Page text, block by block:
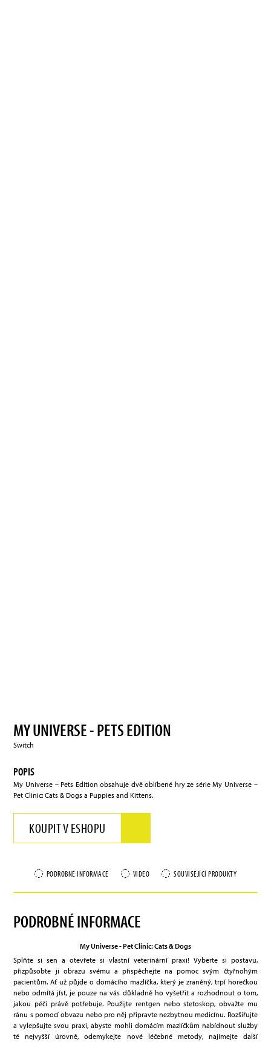
MY UNIVERSE - PETS EDITION
Switch
POPIS
My Universe – Pets Edition obsahuje dvě oblíbené hry ze série My Universe –
Pet Clinic: Cats & Dogs a Puppies and Kittens.
KOUPIT V ESHOPU
PODROBNÉ INFORMACE VIDEO SOUVISEJÍCÍ PRODUKTY
PODROBNÉ INFORMACE
My Universe - Pet Clinic: Cats & Dogs
Splňte si sen a otevřete si vlastní veterinární praxi! Vyberte si postavu,
přizpůsobte ji obrazu svému a přispěchejte na pomoc svým čtyřnohým
pacientům. Ať už půjde o domácího mazlíčka, který je zraněný, trpí horečkou
nebo odmítá jíst, je pouze na vás důkladně ho vyšetřit a rozhodnout o tom,
jakou péči právě potřebuje. Použijte rentgen nebo stetoskop, obvažte mu
ránu s pomocí obvazu nebo pro něj připravte nezbytnou medicínu. Rozšiřujte
a vylepšujte svou praxi, abyste mohli domácím mazlíčkům nabídnout služby
té nejvyšší úrovně, odemykejte nové léčebné metody, najímejte další